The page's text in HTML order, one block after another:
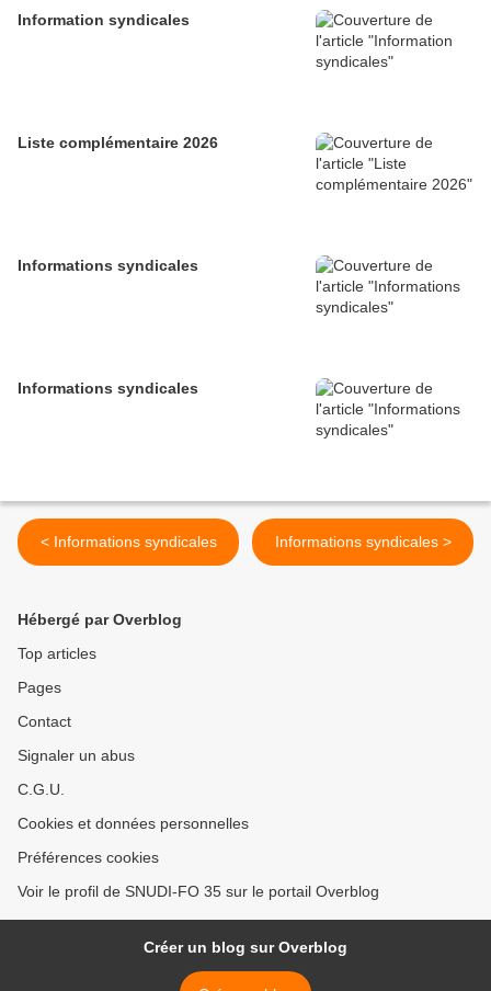
Information syndicales
Liste complémentaire 2026
Informations syndicales
Informations syndicales
< Informations syndicales Informations syndicales >
Hébergé par Overblog
Top articles
Pages
Contact
Signaler un abus
C.G.U.
Cookies et données personnelles
Préférences cookies
Voir le profil de SNUDI-FO 35 sur le portail Overblog
Créer un blog sur Overblog